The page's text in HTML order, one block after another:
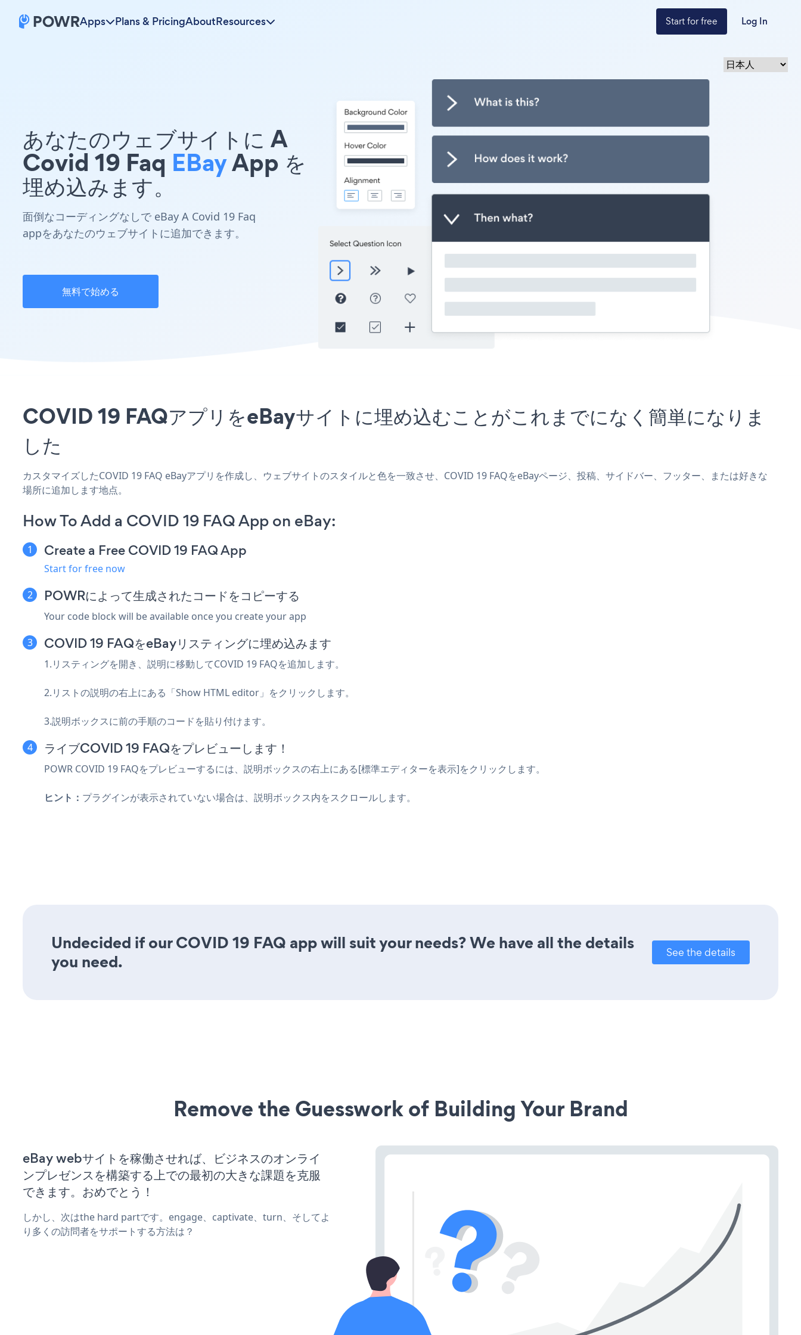
Apps Plans & PricingAboutResources Start for free Log In
あなたのウェブサイトに A
Covid 19 Faq EBayApp を
埋め込みます。
面倒なコーディングなしで eBay A Covid 19 Faq
appをあなたのウェブサイトに追加できます。
無料で始める
COVID 19 FAQアプリをeBayサイトに埋め込むことがこれまでになく簡単になりま
した
カスタマイズしたCOVID 19 FAQ eBayアプリを作成し、ウェブサイトのスタイルと色を一致させ、COVID 19 FAQをeBayページ、投稿、サイドバー、フッター、または好きな
場所に追加します地点。
How To Add a COVID 19 FAQ App on eBay:
Create a Free COVID 19 FAQ App
Start for free now
POWRによって生成されたコードをコピーする
Your code block will be available once you create your app
COVID 19 FAQをeBayリスティングに埋め込みます
1.リスティングを開き、説明に移動してCOVID 19 FAQを追加します。
2.リストの説明の右上にある「Show HTML editor」をクリックします。
3.説明ボックスに前の手順のコードを貼り付けます。
ライブCOVID 19 FAQをプレビューします！
POWR COVID 19 FAQをプレビューするには、説明ボックスの右上にある[標準エディターを表示]をクリックします。
ヒント： プラグインが表示されていない場合は、説明ボックス内をスクロールします。
Undecided if our COVID 19 FAQ app will suit your needs? We have all the details
you need.
See the details
Remove the Guesswork of Building Your Brand
eBay webサイトを稼働させれば、ビジネスのオンライ
ンプレゼンスを構築する上での最初の大きな課題を克服
できます。おめでとう！
しかし、次はthe hard partです。engage、captivate、turn、そしてよ
り多くの訪問者をサポートする方法は？